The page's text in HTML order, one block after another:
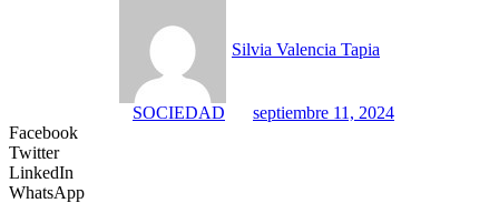
Silvia Valencia Tapia
SOCIEDAD
septiembre 11, 2024
Facebook
Twitter
LinkedIn
WhatsApp